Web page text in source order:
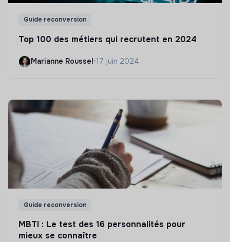
Guide reconversion
Top 100 des métiers qui recrutent en 2024
Marianne Roussel•17 juin 2024
Guide reconversion
MBTI : Le test des 16 personnalités pour
mieux se connaître